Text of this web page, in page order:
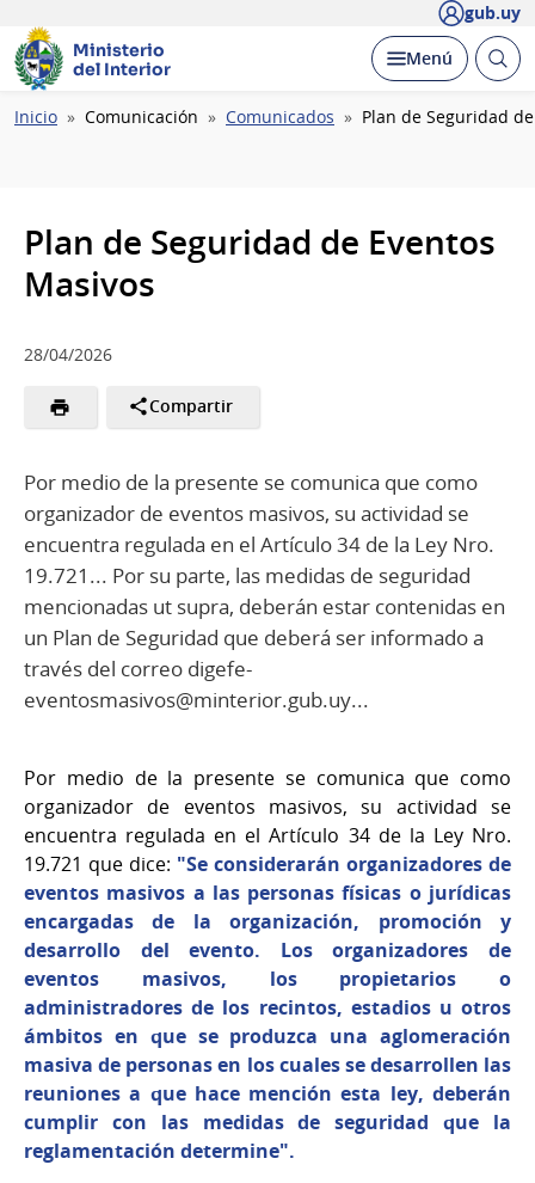
gub.uy
Ministerio
del Interior
Desplegar
Menú Abrir
Ruta
Inicio Comunicación Comunicados Plan de Seguridad
Plan de Seguridad de Eventos
Masivos
28/04/2026
Compartir
Por medio de la presente se comunica que como
organizador de eventos masivos, su actividad se
encuentra regulada en el Artículo 34 de la Ley Nro.
19.721... Por su parte, las medidas de seguridad
mencionadas ut supra, deberán estar contenidas en
un Plan de Seguridad que deberá ser informado a
través del correo digefe-
eventosmasivos@minterior.gub.uy...
Por medio de la presente se comunica que como
organizador de eventos masivos, su actividad se
encuentra regulada en el Artículo 34 de la Ley Nro.
19.721 que dice: "Se considerarán organizadores de
eventos masivos a las personas físicas o jurídicas
encargadas de la organización, promoción y
desarrollo del evento. Los organizadores de
eventos masivos, los propietarios o
administradores de los recintos, estadios u otros
ámbitos en que se produzca una aglomeración
masiva de personas en los cuales se desarrollen las
reuniones a que hace mención esta ley, deberán
cumplir con las medidas de seguridad que la
reglamentación determine".